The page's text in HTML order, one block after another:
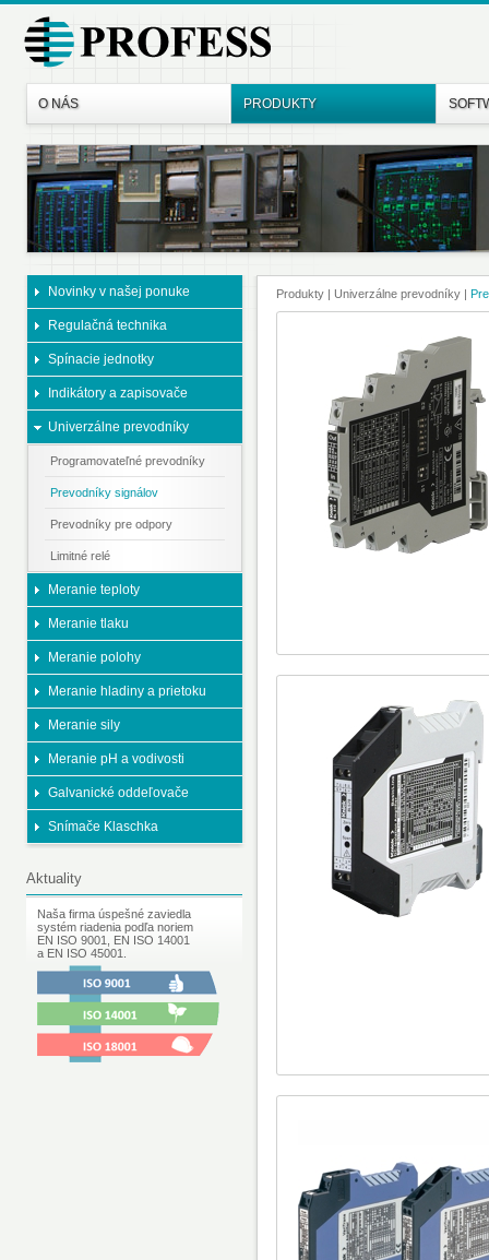
O NÁS PRODUKTY
Novinky v našej ponuke
Regulačná technika
Spínacie jednotky
Indikátory a zapisovače
Univerzálne prevodníky
Programovateľné prevodníky
Prevodníky signálov
Prevodníky pre odpory
Limitné relé
Meranie teploty
Meranie tlaku
Meranie polohy
Meranie hladiny a prietoku
Meranie sily
Meranie pH a vodivosti
Galvanické oddeľovače
Snímače Klaschka
Aktuality
Naša firma úspešné zaviedla
systém riadenia podľa noriem
EN ISO 9001, EN ISO 14001
a EN ISO 45001.
Produkty | Univerzálne prevodníky |